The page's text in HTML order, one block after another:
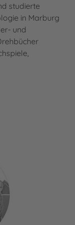
studierte
in Marburg
und